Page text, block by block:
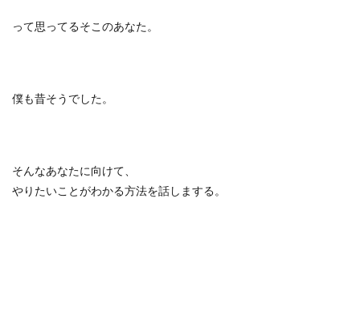
って思ってるそこのあなた。
僕も昔そうでした。
そんなあなたに向けて、
やりたいことがわかる方法を話しまする。